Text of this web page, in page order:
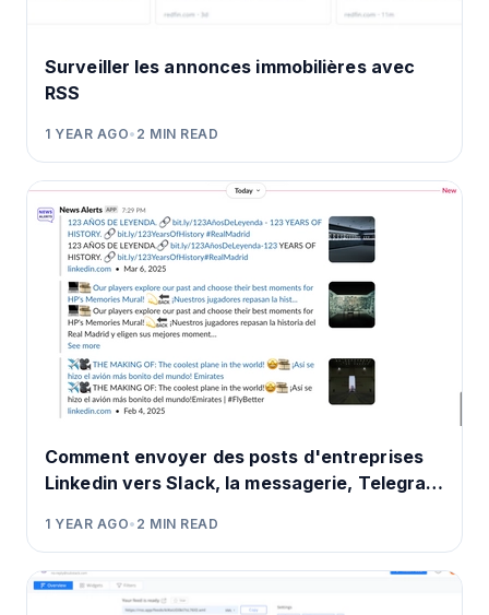
Surveiller les annonces immobilières avec
RSS
1 YEAR AGO• 2 MIN READ
Comment envoyer des posts d'entreprises
Linkedin vers Slack, la messagerie, Telegram
1 YEAR AGO• 2 MIN READ